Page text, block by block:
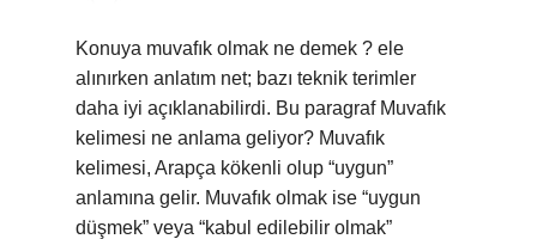
Konuya muvafık olmak ne demek ? ele
alınırken anlatım net; bazı teknik terimler
daha iyi açıklanabilirdi. Bu paragraf Muvafık
kelimesi ne anlama geliyor? Muvafık
kelimesi, Arapça kökenli olup “uygun”
anlamına gelir. Muvafık olmak ise “uygun
düşmek” veya “kabul edilebilir olmak”